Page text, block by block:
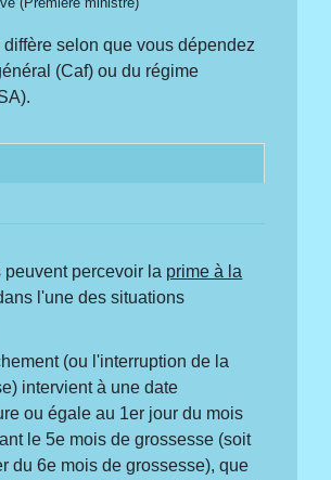
diffère selon que vous dépendez
(Caf) ou du régime
peuvent percevoir la prime à la
l'une des situations
(ou l'interruption de la
intervient à une date
ou égale au 1er jour du mois
le 5e mois de grossesse (soit
du 6e mois de grossesse), que